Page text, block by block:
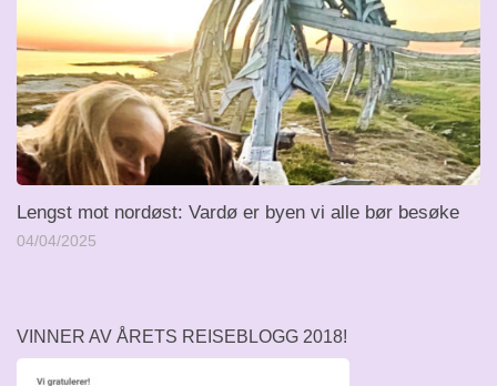
Lengst mot nordøst: Vardø er byen vi alle bør besøke
04/04/2025
VINNER AV ÅRETS REISEBLOGG 2018!